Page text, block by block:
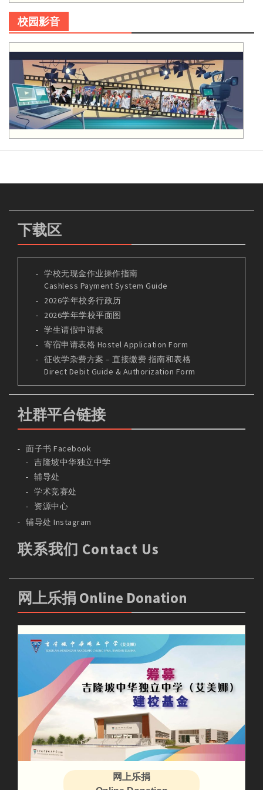
校园影音
下载区
学校无现金作业操作指南
Cashless Payment System Guide
2026学年校务行政历
2026学年学校平面图
学生请假申请表
寄宿申请表格 Hostel Application Form
征收学杂费方案 – 直接缴费 指南和表格
Direct Debit Guide & Authorization Form
社群平台链接
面子书 Facebook
吉隆坡中华独立中学
辅导处
学术竞赛处
资源中心
辅导处 Instagram
联系我们 Contact Us
网上乐捐 Online Donation
网上乐捐